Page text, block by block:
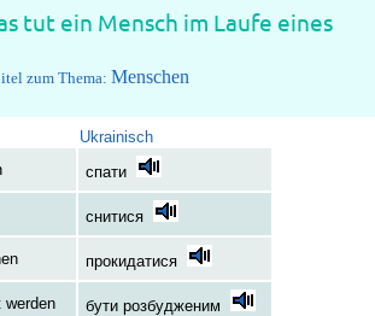
tut ein Mensch im Laufe eines
zum Thema: Menschen
Ukrainisch
спати
снитися
прокидатися
werden бути розбудженим